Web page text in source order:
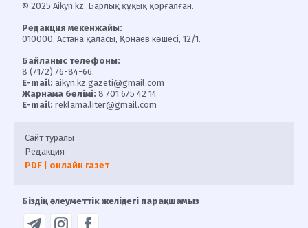
© 2025 Aikyn.kz. Барлық құқық қорғалған.
Редакция мекенжайы:
010000, Астана қаласы, Қонаев көшесі, 12/1.
Байланыс телефоны:
8 (7172) 76-84-66.
E-mail: aikyn.kz.gazeti@gmail.com
Жарнама бөлімі: 8 701 675 42 14
E-mail: reklama.liter@gmail.com
Сайт туралы
Редакция
PDF | онлайн газет
Біздің әлеуметтік желідегі парақшамыз